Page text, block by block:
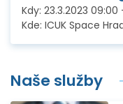
Kdy: 23.3.2023 09:00
Kde: ICUK Space
Naše služby